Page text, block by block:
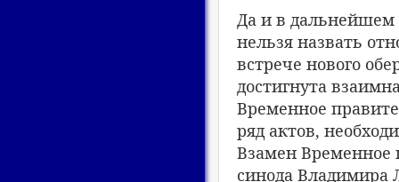
Да и в
нельзя назвать
встрече нового
достигнута
Временное
ряд актов,
Взамен Временное
синода Владимира